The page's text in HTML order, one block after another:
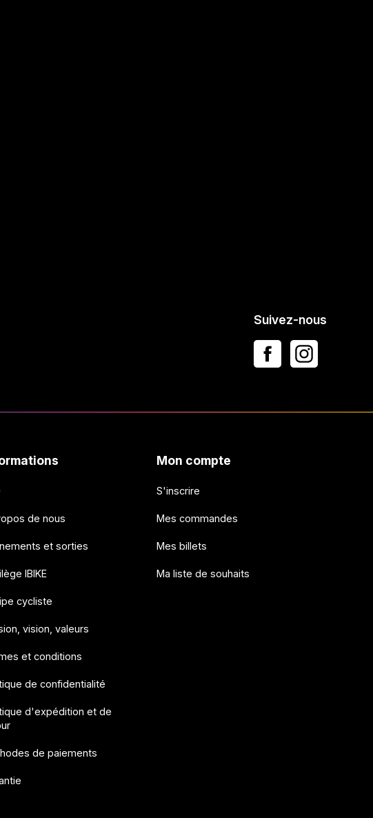
Suivez-nous
de nous
et sorties
IBIKE
cycliste
vision, valeurs
et conditions
de confidentialité
d'expédition et de
de paiements
Mon compte
S'inscrire
Mes commandes
Mes billets
Ma liste de souhaits